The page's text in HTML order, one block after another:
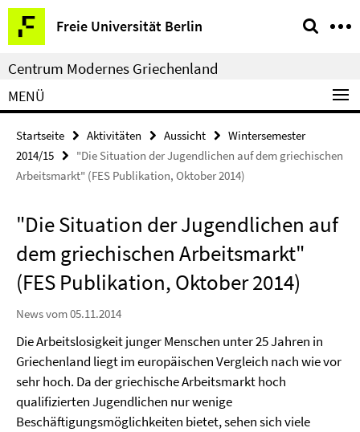
Springe
direkt
zu
Inhalt
Freie Universität Berlin
Service-
Navigation
Centrum Modernes Griechenland
MENÜ
Startseite Aktivitäten Aussicht
Wintersemester
2014/15
"Die Situation der Jugendlichen auf dem griechischen
Arbeitsmarkt" (FES Publikation, Oktober 2014)
"Die Situation der Jugendlichen auf
dem griechischen Arbeitsmarkt"
(FES Publikation, Oktober 2014)
News vom 05.11.2014
Die Arbeitslosigkeit junger Menschen unter 25 Jahren in
Griechenland liegt im europäischen Vergleich nach wie vor
sehr hoch. Da der griechische Arbeitsmarkt hoch
qualifizierten Jugendlichen nur wenige
Beschäftigungsmöglichkeiten bietet, sehen sich viele